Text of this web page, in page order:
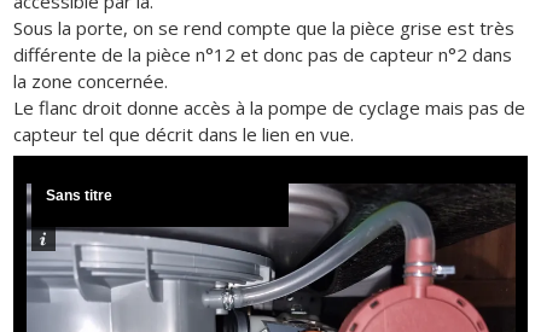
Sous la porte, on se rend compte que la pièce grise est très
différente de la pièce n°12 et donc pas de capteur n°2 dans
la zone concernée.
Le flanc droit donne accès à la pompe de cyclage mais pas de
capteur tel que décrit dans le lien en vue.
Sans titre